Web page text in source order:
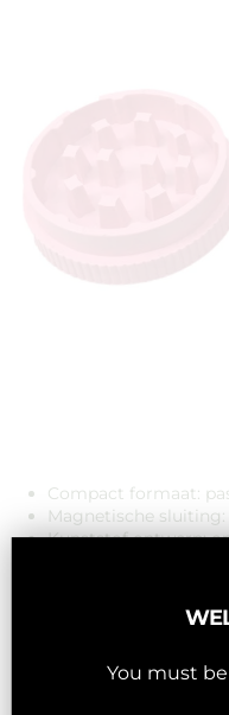
Compact formaat:
Magnetische
Kunststof ontwerp:
You must